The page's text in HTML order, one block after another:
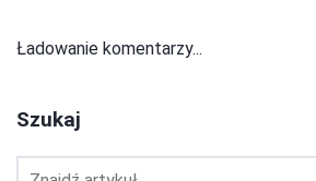
Ładowanie komentarzy...
Szukaj